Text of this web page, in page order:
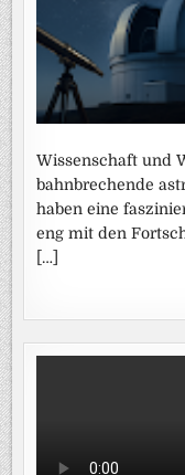
Wissenschaft und
bahnbrechende
haben eine
eng mit den
[…]